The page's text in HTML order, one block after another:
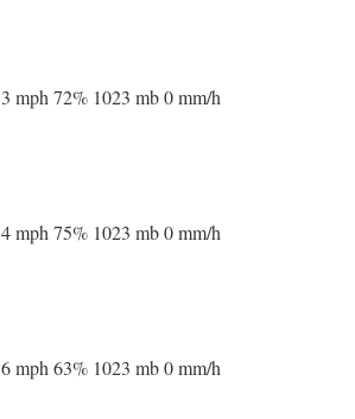
3 mph 72% 1023 mb0 mm/h
4 mph 75% 1023 mb0 mm/h
6 mph 63% 1023 mb0 mm/h